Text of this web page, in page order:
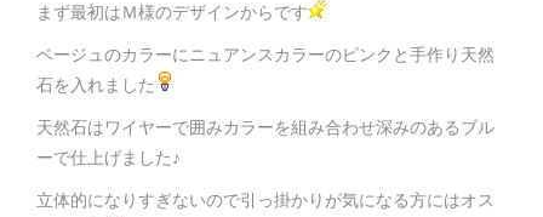
まず最初はＭ様のデザインからです
ベージュのカラーにニュアンスカラーのピンクと手作り天然
石を入れました
天然石はワイヤーで囲みカラーを組み合わせ深みのあるブル
ーで仕上げました♪
立体的になりすぎないので引っ掛かりが気になる方にはオス